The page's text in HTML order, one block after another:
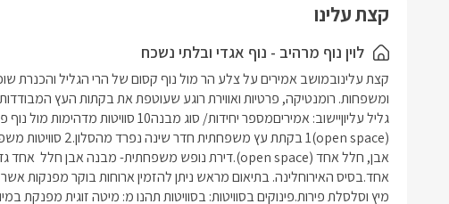
קצת עלינו
לוין נוף מרהיב - נוף אגדי ובלתי נשכח